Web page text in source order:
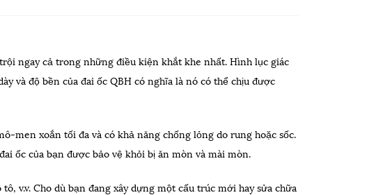
ngay cả trong những điều kiện khắt khe nhất. Hình lục giác
và độ bền của đai ốc QBH có nghĩa là nó có thể chịu được
men xoắn tối đa và có khả năng chống lỏng do rung hoặc sốc.
ốc của bạn được bảo vệ khỏi bị ăn mòn và mài mòn.
v.v. Cho dù bạn đang xây dựng một cấu trúc mới hay sửa chữa